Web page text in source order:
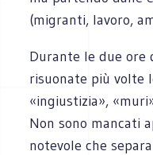
(migranti, lavoro,
Durante le due ore
risuonate più volte
«ingiustizia»,
Non sono mancati
notevole che